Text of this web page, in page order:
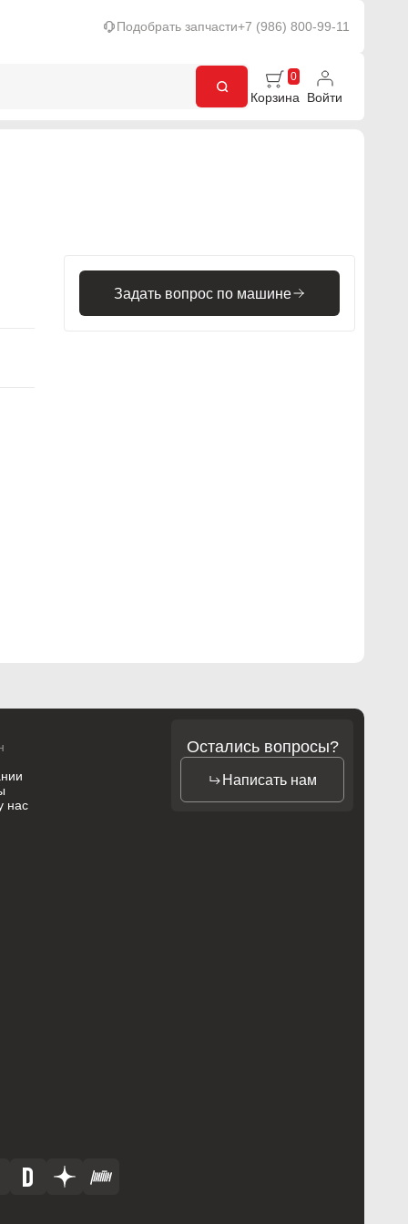
Подобрать запчасти+7 (986) 800-99-11
Корзина
0
Войти
Задать вопрос по машине
нас
Остались вопросы?
Написать нам